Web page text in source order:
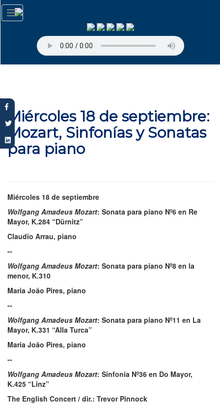
Pasar
contenido
Toggle
navigation
Miércoles 18 de septiembre:
Mozart, Sinfonías y Sonatas
para piano
Miércoles 18 de septiembre
Wolfgang Amadeus Mozart: Sonata para piano Nº6 en Re
Mayor, K.284 “Dürnitz”
Claudio Arrau, piano
--
Wolfgang Amadeus Mozart: Sonata para piano Nº8 en la
menor, K.310
Maria João Pires, piano
--
Wolfgang Amadeus Mozart: Sonata para piano Nº11 en La
Mayor, K.331 “Alla Turca”
Maria João Pires, piano
--
Wolfgang Amadeus Mozart: Sinfonía Nº36 en Do Mayor,
K.425 “Linz”
The English Concert / dir.: Trevor Pinnock